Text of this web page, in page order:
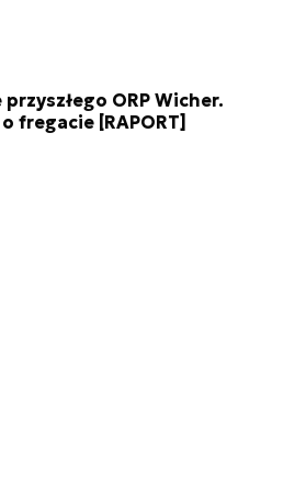
ORP Wicher.
fregacie [RAPORT]